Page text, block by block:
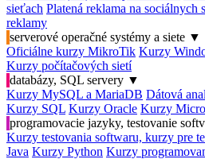
sieťach Platená reklama na sociálnych
reklamy
serverové operačné systémy a siete ▼
Oficiálne kurzy MikroTik Kurzy
Kurzy počítačových sietí
databázy, SQL servery ▼
Kurzy MySQL a MariaDB Dátová
Kurzy SQL Kurzy Oracle Kurzy
programovacie jazyky, testovanie
Kurzy testovania softwaru, kurzy pre
Java Kurzy Python Kurzy